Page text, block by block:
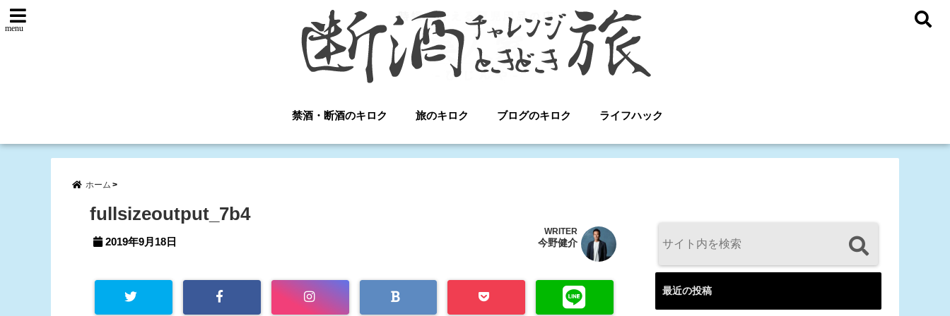
menu
禁酒・断酒のキロク 旅のキロク ブログのキロク ライフハック
ホーム
fullsizeoutput_7b4
2019年9月18日
WRITER
今野健介
最近の投稿